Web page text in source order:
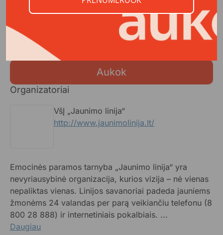
Prisidėkite, jog nė vienas neliktų paliktas vienas!
Aukok
Organizatoriai
VšĮ „Jaunimo linija“
http://www.jaunimolinija.lt/
Emocinės paramos tarnyba „Jaunimo linija“ yra
nevyriausybinė organizacija, kurios vizija – nė vienas
nepaliktas vienas. Linijos savanoriai padeda jauniems
žmonėms 24 valandas per parą veikiančiu telefonu (8
800 28 888) ir internetiniais pokalbiais. ...
Daugiau